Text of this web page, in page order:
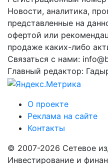
Новости, аналитика,
представленные на
офертой или
продаже каких-либо
Связаться с нами:
Главный редактор:
О проекте
Реклама на сайте
Контакты
© 2007-2026 Сетевое
Инвестирование и